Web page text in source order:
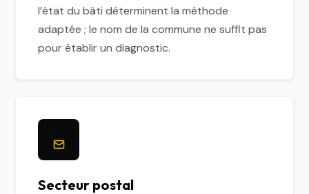
l’état du bâti déterminent la méthode
adaptée ; le nom de la commune ne suffit pas
pour établir un diagnostic.
Secteur postal